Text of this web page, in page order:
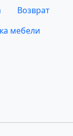
Возврат
мебели